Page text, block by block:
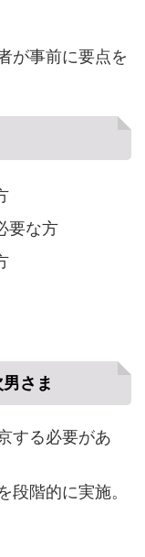
が事前に要点を
要な方
さま
する必要があ
段階的に実施。